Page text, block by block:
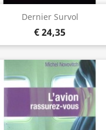
Dernier Survol
€ 24,35